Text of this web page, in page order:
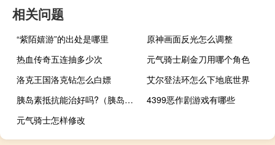
相关问题
“紫陌嬉游”的出处是哪里
原神画面反光怎么调整
热血传奇五连抽多少次
元气骑士刷金刀用哪个角色
洛克王国洛克钻怎么白嫖
艾尔登法环怎么下地底世界
胰岛素抵抗能治好吗?（胰岛素抵抗可以治好吗）
4399恶作剧游戏有哪些
元气骑士怎样修改